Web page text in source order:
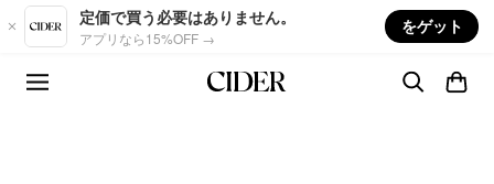
Skip to main content
定価で買う必要はありません。
アプリなら15%OFF →
をゲット